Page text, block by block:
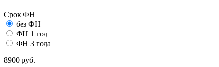
Срок ФН
без ФН
ФН 1 год
ФН 3 года
8900 руб.